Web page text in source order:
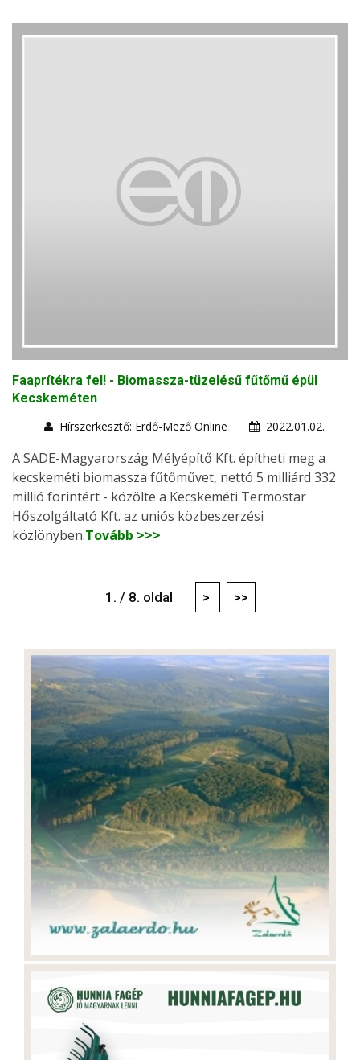
Faaprítékra fel! - Biomassza-tüzelésű fűtőmű épül
Kecskeméten
Hírszerkesztő: Erdő-Mező Online
2022.01.02.
A SADE-Magyarország Mélyépítő Kft. építheti meg a
kecskeméti biomassza fűtőművet, nettó 5 milliárd 332
millió forintért - közölte a Kecskeméti Termostar
Hőszolgáltató Kft. az uniós közbeszerzési
közlönyben.Tovább >>>
1. / 8. oldal > >>